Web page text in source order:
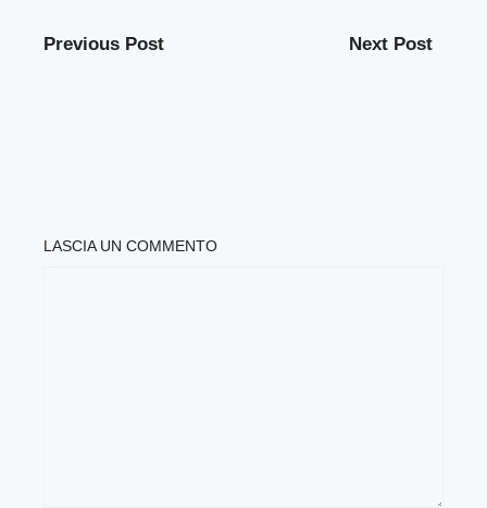
Previous Post Next Post
LASCIA UN COMMENTO